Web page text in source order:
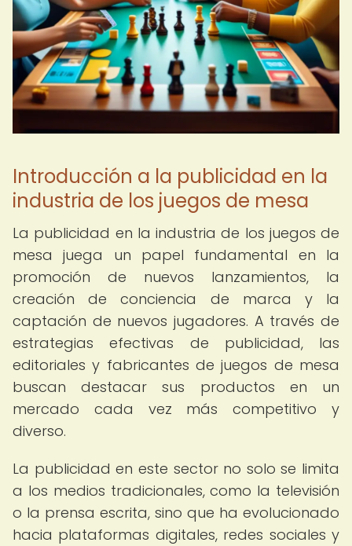
Introducción a la publicidad en la
industria de los juegos de mesa
La publicidad en la industria de los juegos de
mesa juega un papel fundamental en la
promoción de nuevos lanzamientos, la
creación de conciencia de marca y la
captación de nuevos jugadores. A través de
estrategias efectivas de publicidad, las
editoriales y fabricantes de juegos de mesa
buscan destacar sus productos en un
mercado cada vez más competitivo y
diverso.
La publicidad en este sector no solo se limita
a los medios tradicionales, como la televisión
o la prensa escrita, sino que ha evolucionado
hacia plataformas digitales, redes sociales y